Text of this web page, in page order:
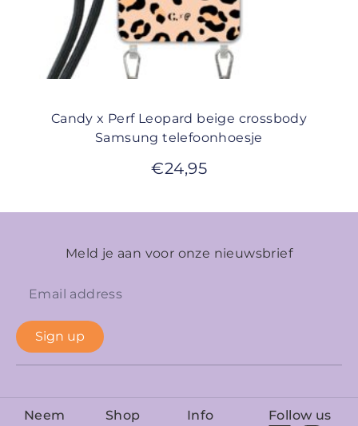
Candy x Perf Leopard beige crossbody
Samsung telefoonhoesje
€24,95
Meld je aan voor onze nieuwsbrief
Sign up
Neem
Shop
Info
Follow us